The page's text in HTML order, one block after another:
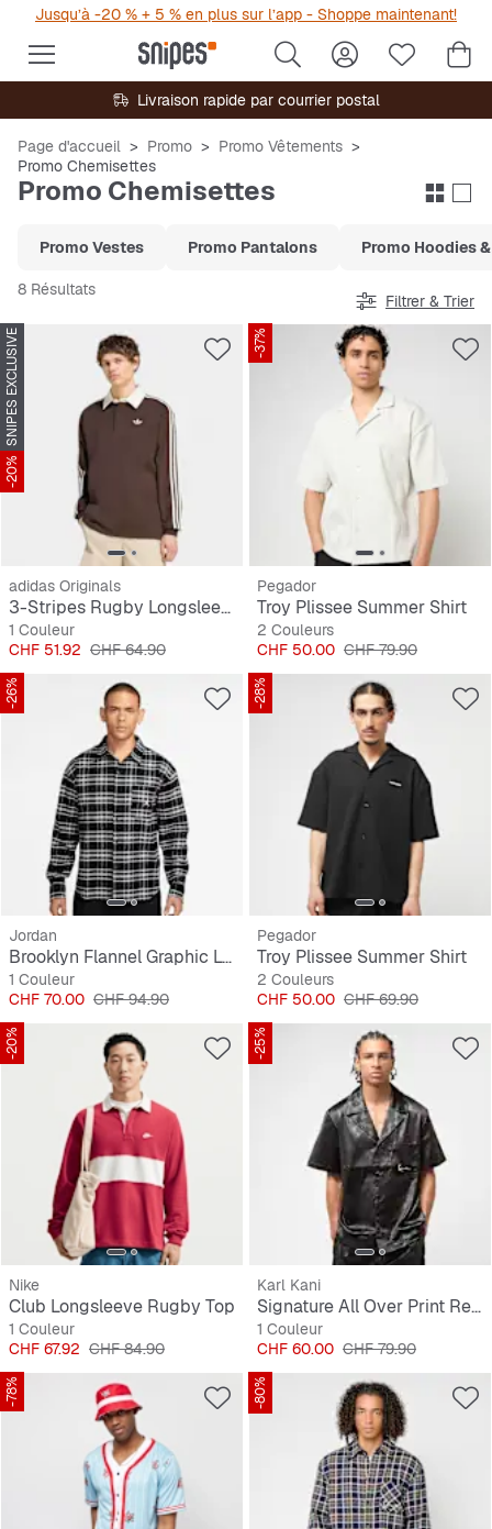
Jusqu’à -20 % + 5 % en plus sur l’app - Shoppe maintenant!
Livraison rapide par courrier postal
Page d'accueil Promo
Promo Vêtements
Promo Chemisettes
Promo Chemisettes
Promo Vestes Promo Pantalons Promo Hoodies
8 Résultats
Filtrer & Trier
SNIPES EXCLUSIVE
-20%
adidas Originals
3-Stripes Rugby Longsleeve Polo
1 Couleur
Prix
CHF 51.92 Prix original
CHF 64.90
-37%
Pegador
Troy Plissee Summer Shirt
2 Couleurs
Prix
CHF 50.00 Prix original
CHF 79.90
-26%
Jordan
Brooklyn Flannel Graphic Longsleeve
1 Couleur
Prix
CHF 70.00 Prix original
CHF 94.90
-28%
Pegador
Troy Plissee Summer Shirt
2 Couleurs
Prix
CHF 50.00 Prix original
CHF 69.90
-20%
Nike
Club Longsleeve Rugby Top
1 Couleur
Prix
CHF 67.92 Prix original
CHF 84.90
-25%
Karl Kani
Signature All Over Print Resort Shirt
1 Couleur
Prix
CHF 60.00 Prix original
CHF 79.90
-78% -80%